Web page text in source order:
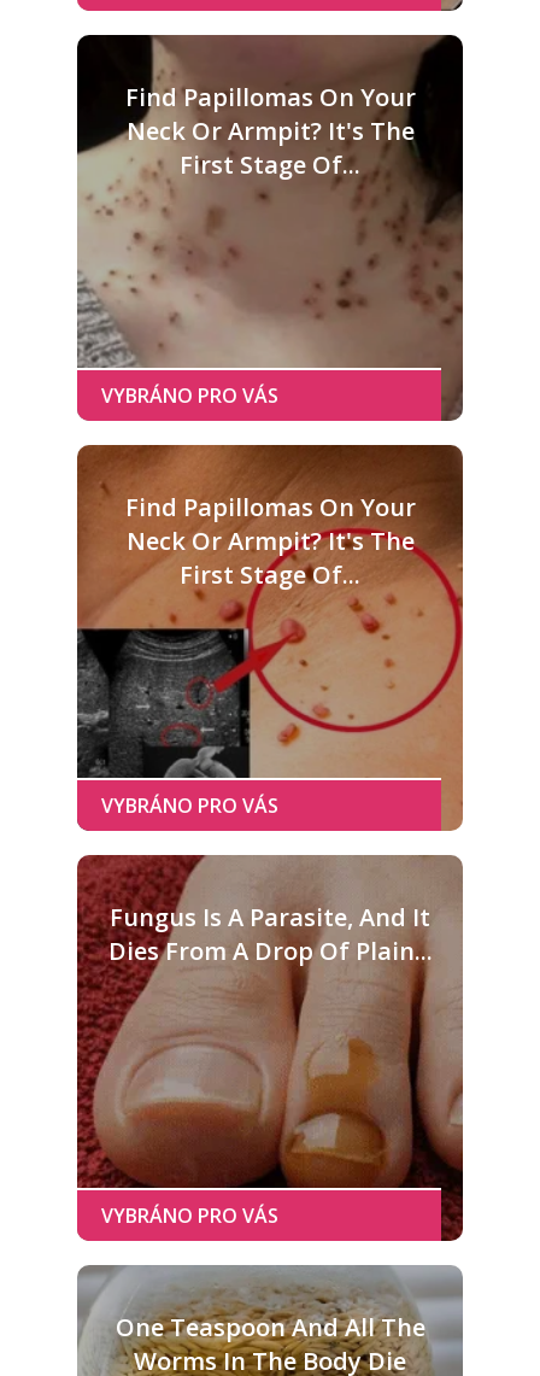
Find Papillomas On Your
Neck Or Armpit? It's The
First Stage Of...
Find Papillomas On Your
Neck Or Armpit? It's The
First Stage Of...
Fungus Is A Parasite, And It
Dies From A Drop Of Plain...
One Teaspoon And All The
Worms In The Body Die